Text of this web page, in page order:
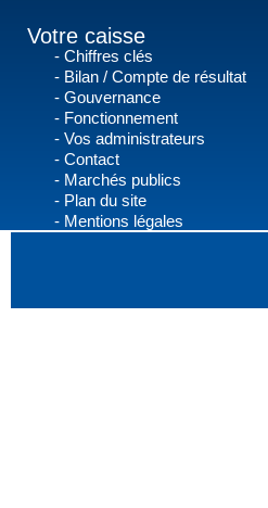
Votre caisse
Chiffres clés
Bilan / Compte de résultat
Gouvernance
Fonctionnement
Vos administrateurs
Contact
Marchés publics
Plan du site
Mentions légales